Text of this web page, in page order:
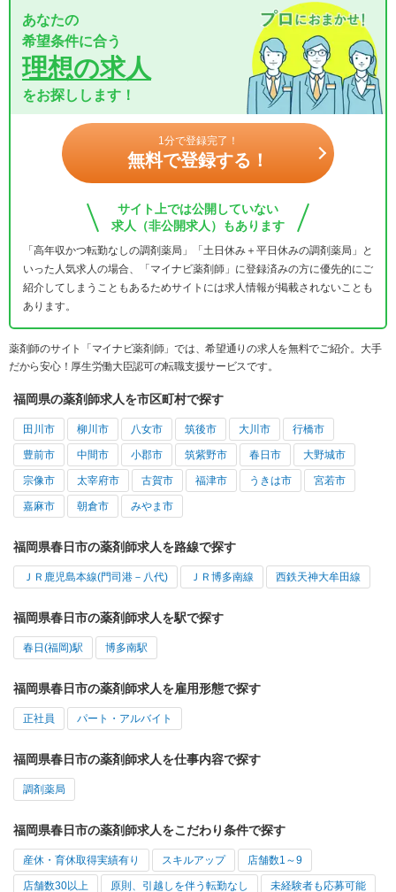
あなたの
希望条件に合う
理想の求人
をお探しします！
1分で登録完了！
無料で登録する！
サイト上では公開していない
求人（非公開求人）もあります
「高年収かつ転勤なしの調剤薬局」「土日休み＋平日休みの調剤薬局」と
いった人気求人の場合、「マイナビ薬剤師」に登録済みの方に優先的にご
紹介してしまうこともあるためサイトには求人情報が掲載されないことも
あります。
薬剤師のサイト「マイナビ薬剤師」では、希望通りの求人を無料でご紹介。大手
だから安心！厚生労働大臣認可の転職支援サービスです。
福岡県の薬剤師求人を市区町村で探す
田川市 柳川市 八女市 筑後市 大川市 行橋市
豊前市 中間市 小郡市 筑紫野市 春日市 大野城市
宗像市 太宰府市 古賀市 福津市 うきは市 宮若市
嘉麻市 朝倉市 みやま市
福岡県春日市の薬剤師求人を路線で探す
ＪＲ鹿児島本線(門司港－八代) ＪＲ博多南線 西鉄天神大牟田線
福岡県春日市の薬剤師求人を駅で探す
春日(福岡)駅 博多南駅
福岡県春日市の薬剤師求人を雇用形態で探す
正社員 パート・アルバイト
福岡県春日市の薬剤師求人を仕事内容で探す
調剤薬局
福岡県春日市の薬剤師求人をこだわり条件で探す
産休・育休取得実績有り スキルアップ 店舗数1～9
店舗数30以上 原則、引越しを伴う転勤なし 未経験者も応募可能